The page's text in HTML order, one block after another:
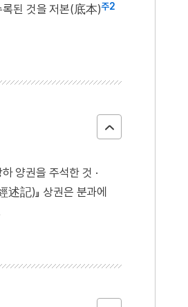
록된 것을 저본(底本)주2
양권을 주석한 것 ·
記)』 상권은 분과에